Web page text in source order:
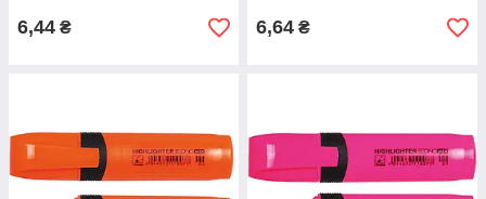
6,44 ₴ 6,64 ₴